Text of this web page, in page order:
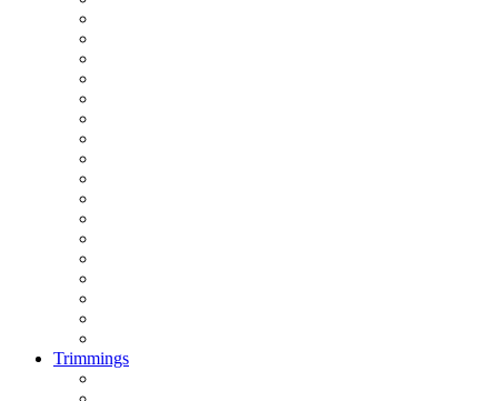
Trimmings